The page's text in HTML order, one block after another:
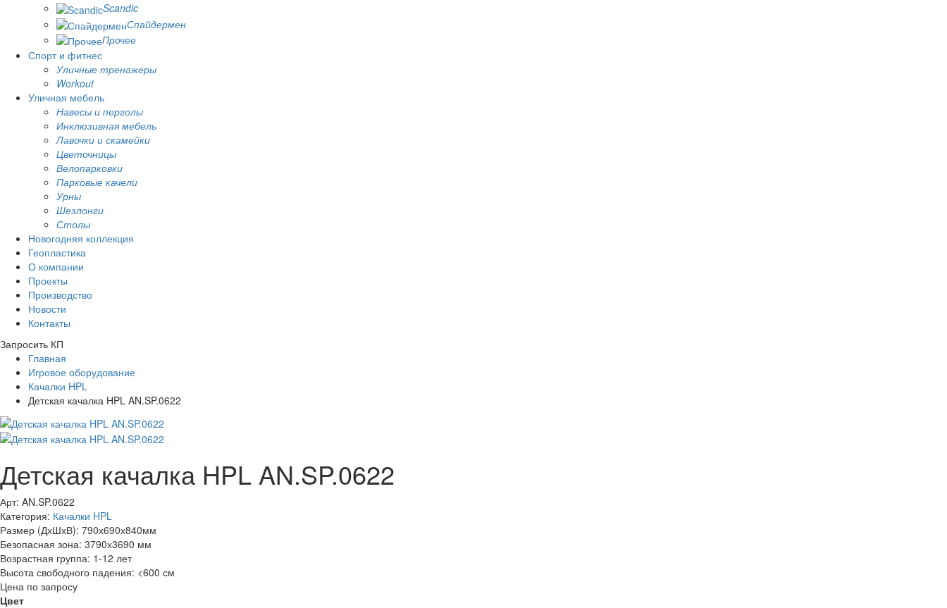
Scandic
Спайдермен
Прочее
Спорт и фитнес
Уличные тренажеры
Workout
Уличная мебель
Навесы и перголы
Инклюзивная мебель
Лавочки и скамейки
Цветочницы
Велопарковки
Парковые качели
Урны
Шезлонги
Столы
Новогодняя коллекция
Геопластика
О компании
Проекты
Производство
Новости
Контакты
Запросить КП
Главная
Игровое оборудование
Качалки HPL
Детская качалка HPL AN.SP.0622
Детская качалка HPL AN.SP.0622
Арт: AN.SP.0622
Категория: Качалки HPL
Размер (ДхШхВ): 790х690х840мм
Безопасная зона: 3790х3690 мм
Возрастная группа: 1-12 лет
Высота свободного падения: <600 см
Цена по запросу
Цвет